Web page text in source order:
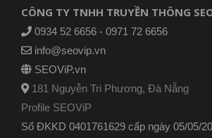
CÔNG TY TNHH TRUYỀN THÔNG
0934 52 6656 - 0971 72 6656
info@seovip.vn
SEOViP.vn
181 Nguyễn Tri Phương, Đà Nẵng
Profile SEOViP
Số ĐKKD 0401761629 cấp ngày 05/05/